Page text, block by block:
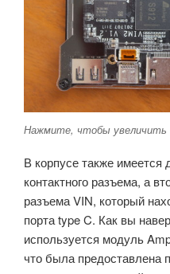
Нажмите, чтобы увеличить
В корпусе также имеется
контактного разъема, а
разъема VIN, который
порта type C. Как вы
используется модуль
что была предоставлена